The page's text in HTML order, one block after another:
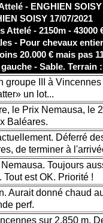
- ENGHIEN SOISY
SOISY 17/07/2021
Attelé - 2150m - 43000
- Pour chevaux
20.000 € mais pas
- Sable. Terrain
groupe III à
un lot...
le Prix Nemausa, le
Baléares.
Déferré
de terminer à
Nemausa. Toujours
Tout est OK. Priorité !
Aurait donné chaud
perf.
sur 2.850 m.